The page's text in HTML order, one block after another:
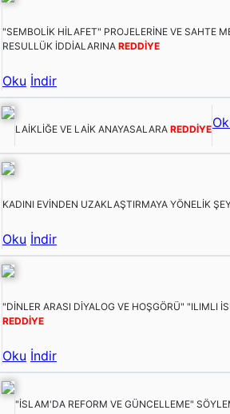
"SEMBOLİK HİLAFET" PROJELERİNE VE SAHTE
RESULLÜK İDDİALARINA REDDİYE
Oku İndir
LAİKLİĞE VE LAİK ANAYASALARA REDDİYE
KADINI EVİNDEN UZAKLAŞTIRMAYA YÖNELİK
Oku İndir
"DİNLER ARASI DİYALOG VE HOŞGÖRÜ" "ILIMLI
REDDİYE
Oku İndir
"İSLAM'DA REFORM VE GÜNCELLEME"